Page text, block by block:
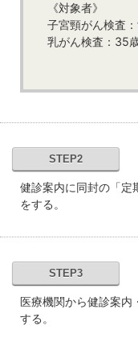
《対象者》
子宮頸がん検査
乳がん検査：35
STEP2
健診案内に同封の「定
をする。
STEP3
医療機関から健診案内
する。